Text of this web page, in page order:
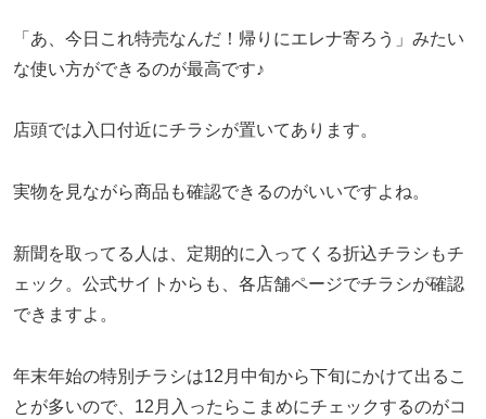
「あ、今日これ特売なんだ！帰りにエレナ寄ろう」みたい
な使い方ができるのが最高です♪
店頭では入口付近にチラシが置いてあります。
実物を見ながら商品も確認できるのがいいですよね。
新聞を取ってる人は、定期的に入ってくる折込チラシもチ
ェック。公式サイトからも、各店舗ページでチラシが確認
できますよ。
年末年始の特別チラシは12月中旬から下旬にかけて出るこ
とが多いので、12月入ったらこまめにチェックするのがコ